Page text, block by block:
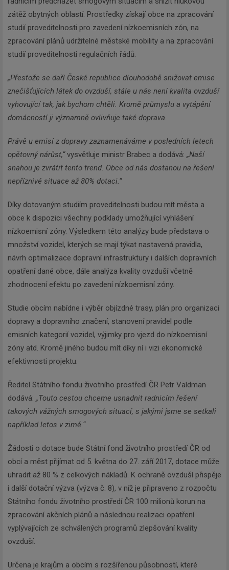
zátěž obytných oblastí. Prostředky získají obce na zpracování
studií proveditelnosti pro zavedení nízkoemisních zón, na
zpracování plánů udržitelné městské mobility a na zpracování
studií proveditelnosti regulačních řádů.
„Přestože se daří České republice dlouhodobě snižovat emise
znečišťujících látek do ovzduší, stále u nás není kvalita ovzduší
vyhovující tak, jak bychom chtěli. Kromě průmyslu a vytápění
domácností ji významně ovlivňuje také doprava.
Právě u emisí z dopravy zaznamenáváme v posledních letech
opětovný nárůst,“vysvětluje ministr Brabec a dodává: „Naší
snahou je zvrátit tento trend. Obce od nás dostanou na řešení
nepříznivé situace až 80% dotaci.“
Díky dotovaným studiím proveditelnosti budou mít města a
obce k dispozici všechny podklady umožňující vyhlášení
nízkoemisní zóny. Výsledkem této analýzy bude představa o
množství vozidel, kterých se mají týkat nastavená pravidla,
návrh optimalizace dopravní infrastruktury i dalších dopravních
opatření dané obce, dále analýza kvality ovzduší včetně
zhodnocení efektu po zavedení nízkoemisní zóny.
Studie obcím nabídne i výběr objízdné trasy, plán pro organizaci
dopravy a dopravního značení, stanovení pravidel podle
emisních kategorií vozidel, výjimky pro vjezd do nízkoemisní
zóny atd. Kromě jiného budou mít díky ní i vizi ekonomické
efektivnosti projektu.
Ředitel Státního fondu životního prostředí ČR Petr Valdman
dodává: „Touto cestou chceme usnadnit radnicím řešení
takových vážných smogových situací, s jakými jsme se setkali
například letos v zimě.“
Žádosti o dotace bude Státní fond životního prostředí ČR od
obcí a měst přijímat od 5. května do 27. září 2017, dotace může
uhradit až 80 % z celkových nákladů. K ochraně ovzduší přispěje
i další dotační výzva (výzva č. 8), v níž je připraveno z rozpočtu
Státního fondu životního prostředí ČR 100 milionů korun na
zpracování akčních plánů a následnou realizaci opatření
vyplývajících ze schválených programů zlepšování kvality
ovzduší.
Určena je krajům a obcím s rozšířenou působností, které